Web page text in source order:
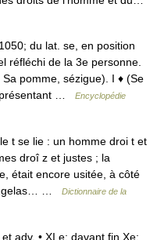
du lat. se, en position
réfléchi de la 3e personne.
pomme, sézigue). I ♦ (Se
…
Encyclopédie
t se lie : un homme droi t et
droî z et justes ; la
était encore usitée, à côté
…
Dictionnaire de la
adv. • XI e; davant fin Xe;